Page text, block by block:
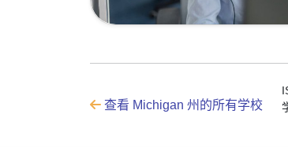
查看 Michigan 州的所有学校